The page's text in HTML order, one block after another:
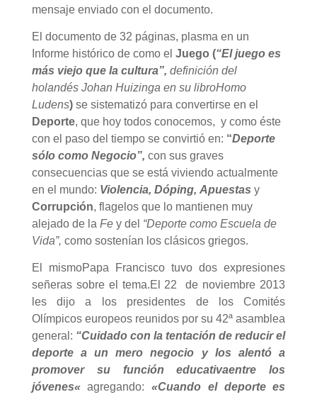
mensaje enviado con el documento.
El documento de 32 páginas, plasma en un
Informe histórico de como el Juego (“El juego es
más viejo que la cultura”, definición del
holandés Johan Huizinga en su libroHomo
Ludens)se sistematizó para convertirse en el
Deporte, que hoy todos conocemos, y como éste
con el paso del tiempo se convirtió en: “Deporte
sólo como Negocio”, con sus graves
consecuencias que se está viviendo actualmente
en el mundo: Violencia, Dóping, Apuestas y
Corrupción, flagelos que lo mantienen muy
alejado de la Fey del “Deporte como Escuela de
Vida”, como sostenían los clásicos griegos.
El mismoPapa Francisco tuvo dos expresiones
señeras sobre el tema.El 22 de noviembre 2013
les dijo a los presidentes de los Comités
Olímpicos europeos reunidos por su 42ª asamblea
general: “Cuidado con la tentación de reducir el
deporte a un mero negocio
y los alentó a
promover su
función educativaentre los
jóvenes«agregando:«Cuando el deporte es